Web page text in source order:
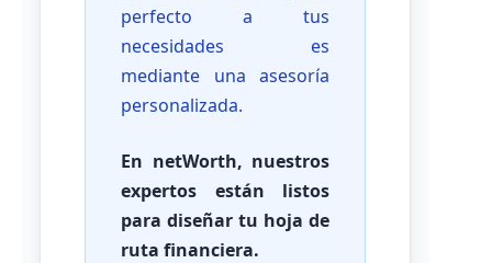
perfecto a tus
necesidades es
mediante una asesoría
personalizada.
En netWorth, nuestros
expertos están listos
para diseñar tu hoja de
ruta financiera.